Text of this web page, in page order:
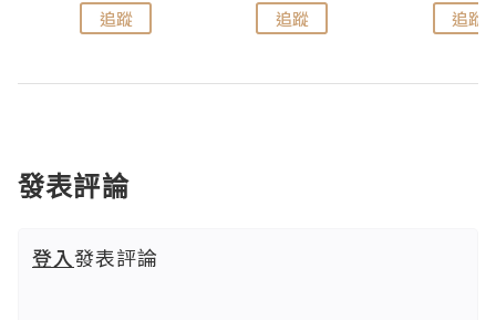
追蹤 追蹤 追蹤
發表評論
登入發表評論